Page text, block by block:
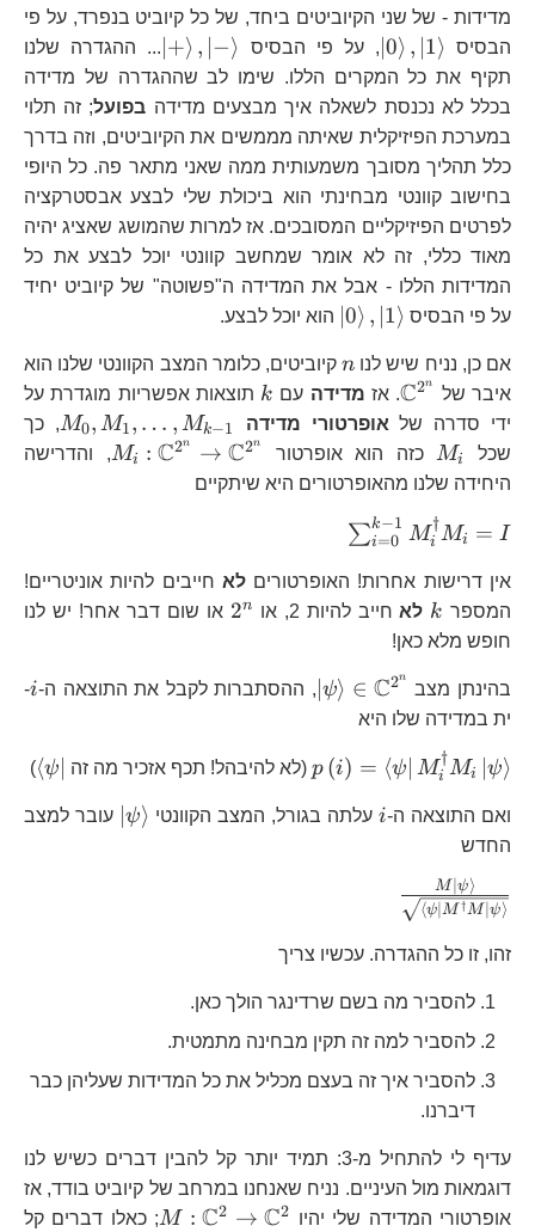
מדידות - של שני הקיוביטים ביחד, של כל קיוביט בנפרד, על פי
הבסיס
\left|0\right\rangle
,\left|1\right\rangle
0⟩ , 1⟩ , על פי הבסיס
,\left|-
+⟩ , −⟩
... ההגדרה שלנו
תקיף את כל המקרים הללו. שימו לב שההגדרה של מדידה
בכלל לא נכנסת לשאלה איך מבצעים מדידה בפועל; זה תלוי
במערכת הפיזיקלית שאיתה מממשים את הקיוביטים, וזה בדרך
כלל תהליך מסובך משמעותית ממה שאני מתאר פה. כל היופי
בחישוב קוונטי מבחינתי הוא ביכולת שלי לבצע אבסטרקציה
לפרטים הפיזיקליים המסובכים. אז למרות שהמושג שאציג יהיה
מאוד כללי, זה לא אומר שמחשב קוונטי יוכל לבצע את כל
המדידות הללו - אבל את המדידה ה"פשוטה" של קיוביט יחיד
על פי הבסיס
\left|0\right\rangle
0⟩ , 1⟩ הוא יוכל לבצע.
אם כן, נניח שיש לנו n nקיוביטים, כלומר המצב הקוונטי שלנו הוא
איבר של
\mathbb{C}^{2^{n}} C2n
. אז מדידה עם
k
k תוצאות אפשריות מוגדרת על
ידי סדרה שלאופרטורי מדידה
1}
M0, M1, … , Mk−1
, כך
שכל
M_{i} Mi כזה הוא אופרטור Mi : C2n → C2n
, והדרישה
היחידה שלנו מהאופרטורים היא שיתקיים
\sum_{i=0}^{k-∑i=0
k−1 Mi
†Mi = I
אין דרישות אחרות! האופרטוריםלא חייבים להיות אוניטריים!
המספר
k k לאחייב להיות 2, או
2^{n}
2n
או שום דבר אחר! יש לנו
חופש מלא כאן!
בהינתן מצב\left|\psi\right\rangle
\in\mathbb{C}^{2^{n}}
∣ψ⟩ ∈ C2n
, ההסתברות לקבל את התוצאה ה- i
i
-
ית במדידה שלו היא
p\left(i\right)=\left\langle
p (i) = ⟨ψ∣ Mi
†Mi ∣ψ⟩ (לא להיבהל! תכף אזכיר מה זה ⟨ψ∣
)
ואם התוצאה ה- i i עלתה בגורל, המצב הקוונטי ∣ψ⟩
עובר למצב
החדש
⟨ψ ∣M †M ∣ψ⟩
M ∣ψ⟩
זהו, זו כל ההגדרה. עכשיו צריך
להסביר מה בשם שרדינגר הולך כאן.
להסביר למה זה תקין מבחינה מתמטית.
להסביר איך זה בעצם מכליל את כל המדידות שעליהן כבר
דיברנו.
עדיף לי להתחיל מ-3: תמיד יותר קל להבין דברים כשיש לנו
דוגמאות מול העיניים. נניח שאנחנו במרחב של קיוביט בודד, אז
אופרטורי המדידה שלי יהיו
M : C2 → C2 ; כאלו דברים קל